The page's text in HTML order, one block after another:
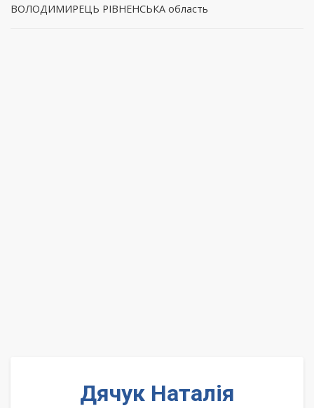
ВОЛОДИМИРЕЦЬ РІВНЕНСЬКА область
Дячук Наталія